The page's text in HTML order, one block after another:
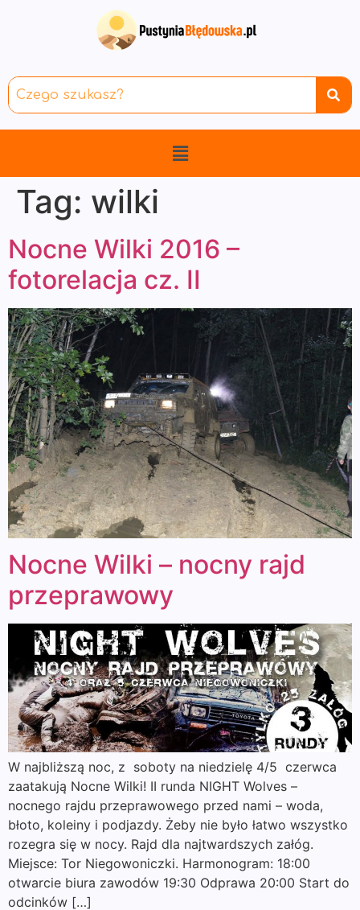
Tag: wilki
Nocne Wilki 2016 –
fotorelacja cz. II
Nocne Wilki – nocny rajd
przeprawowy
W najbliższą noc, z soboty na niedzielę 4/5 czerwca
zaatakują Nocne Wilki! II runda NIGHT Wolves –
nocnego rajdu przeprawowego przed nami – woda,
błoto, koleiny i podjazdy. Żeby nie było łatwo wszystko
rozegra się w nocy. Rajd dla najtwardszych załóg.
Miejsce: Tor Niegowoniczki. Harmonogram: 18:00
otwarcie biura zawodów 19:30 Odprawa 20:00 Start do
odcinków […]